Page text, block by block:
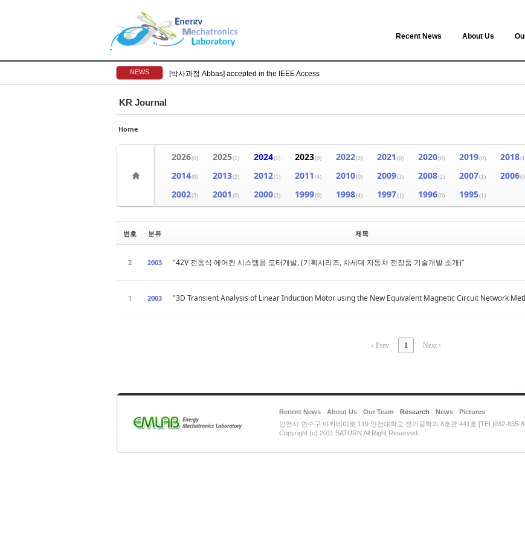
Recent News About Us
NEWS [박사과정 Abbas] accepted in the IEEE Access
KR Journal
Home
2026(0) 2025(1) 2024(1) 2023(0) 2022(3) 2021 (0) 2020(0) 2019(0) 2018
2014(0) 2013(2) 2012(1) 2011 (4) 2010(0) 2009(3) 2008(2) 2007(1) 2006
2002(3) 2001 (0) 2000(2) 1999(0) 1998(4) 1997(1) 1996(0) 1995(1)
번호 분류 제목
2 2003 "42V 전동식 에어컨 시스템용 모터개발, (기획시리즈, 차세대 자동차 전장품 기술개발 소개)”
1 2003 "3D Transient Analysis of Linear Induction Motor using the New Equivalent Magnetic Circuit Network
‹ Prev 1 Next ›
Recent News About Us Our Team Research News
Pictures
인천시 연수구 아카데미로 119 인천대학교 전기공학과 8호관 441호 [TEL]032-835-
Copyright (c) 2011 SATURN All Right Reserved.